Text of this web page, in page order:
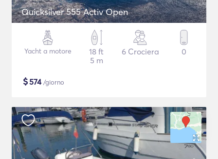
Quicksilver 555 Activ Open
Yacht a motore
18 ft
5 m
6 Crociera 0
$574/giorno